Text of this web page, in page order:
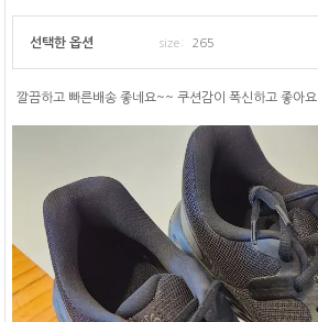
선택한 옵션 size: 265
깔끔하고 빠른배송 좋네요~~ 쿠션감이 폭신하고 좋아요